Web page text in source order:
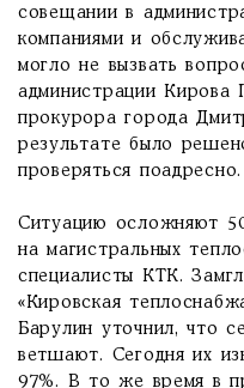
совещании в
компаниями и
могло не вызвать
администрации Кирова
прокурора города
результате было
проверяться поадресно.
Ситуацию осложняют
на магистральных
специалисты КТК.
«Кировская
Барулин уточнил, что
ветшают. Сегодня их
97%. В то же время в